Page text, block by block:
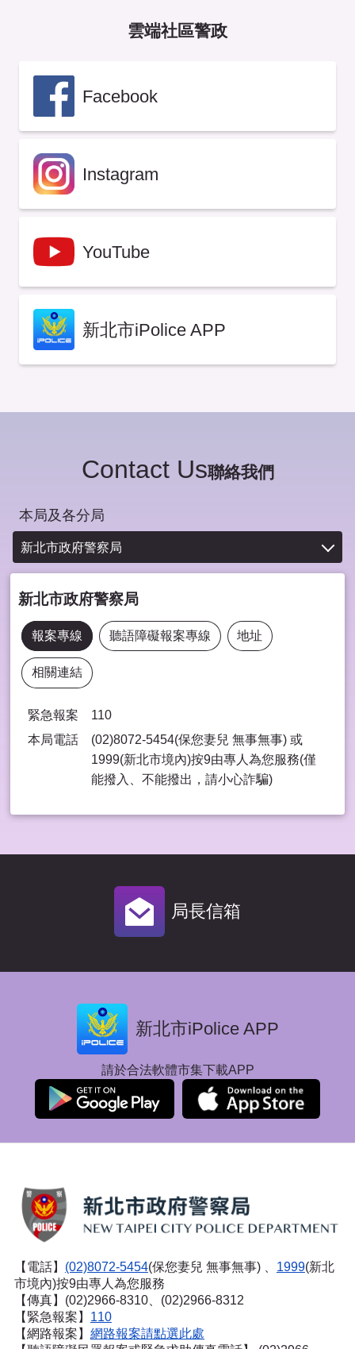
雲端社區警政
Facebook
Instagram
YouTube
新北市iPolice APP
Contact Us聯絡我們
本局及各分局
新北市政府警察局
新北市政府警察局
報案專線 聽語障礙報案專線 地址
相關連結
緊急報案
110
本局電話
(02)8072-5454(保您妻兒 無事無事) 或
1999(新北市境內)按9由專⼈為您服務(僅
能撥入、不能撥出，請⼩⼼詐騙)
局長信箱
新北市iPolice APP
請於合法軟體市集下載APP
【電話】 (02)8072-5454(保您妻兒 無事無事) 、 1999(新北
市境內)按9由專人為您服務
【傳真】(02)2966-8310、(02)2966-8312
【緊急報案】 110
【網路報案】 網路報案請點選此處